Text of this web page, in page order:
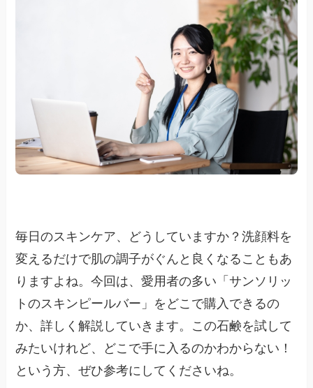
毎日のスキンケア、どうしていますか？洗顔料を
変えるだけで肌の調子がぐんと良くなることもあ
りますよね。今回は、愛用者の多い「サンソリッ
トのスキンピールバー」をどこで購入できるの
か、詳しく解説していきます。この石鹸を試して
みたいけれど、どこで手に入るのかわからない！
という方、ぜひ参考にしてくださいね。